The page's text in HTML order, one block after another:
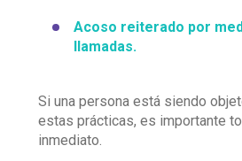
Acoso reiterado por
llamadas.
Si una persona está siendo
estas prácticas, es importante
inmediato.